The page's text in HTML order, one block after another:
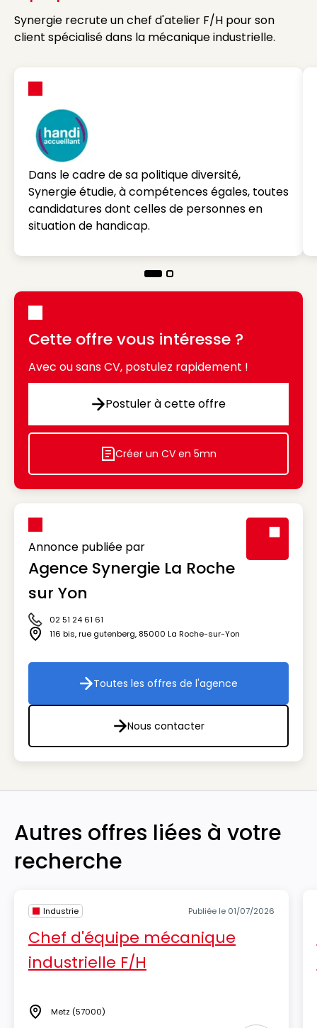
Synergie recrute un chef d'atelier F/H pour son
client spécialisé dans la mécanique industrielle.
Dans le cadre de sa politique diversité,
Synergie étudie, à compétences égales, toutes
candidatures dont celles de personnes en
situation de handicap.
Cette offre vous intéresse ?
Avec ou sans CV, postulez rapidement !
Postuler à cette offre
Postuler à cette offre
Icon decorative
Créer un CV en 5mn
Annonce publiée par
Agence Synergie La Roche
sur Yon
Icône téléphone
02 51 24 61 61
Icône adresse
116 bis, rue gutenberg, 85000 La Roche-sur-Yon
Toutes les offres de l'agence
Toutes les offres de l'agence
Nous contacter
Nous contacter
Autres offres liées à votre
recherche
Industrie Publiée le 01/07/2026
Chef d'équipe mécanique
industrielle F/H
Lieu Metz (57000)